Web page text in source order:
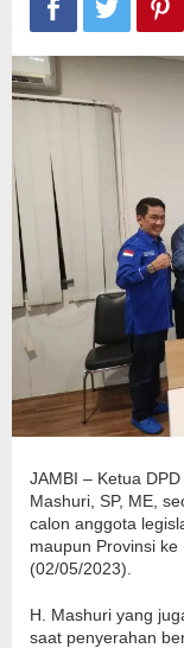
JAMBI – Ketua
Mashuri, SP, ME,
calon anggota
maupun Provinsi
(02/05/2023).
H. Mashuri yang
saat penyerahan